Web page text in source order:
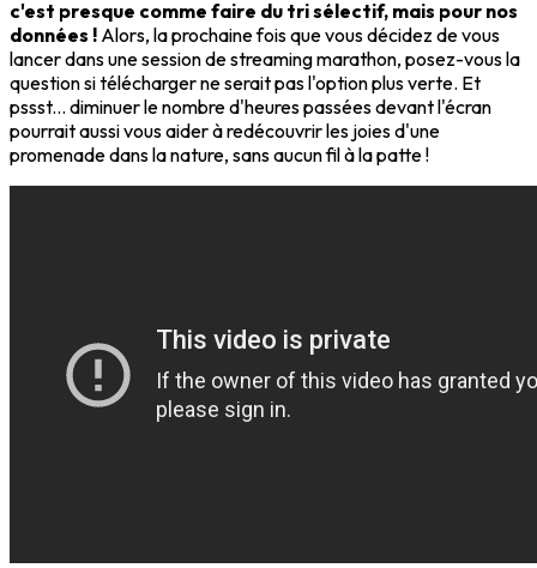
c'est presque comme faire du tri sélectif, mais pour nos
données ! Alors, la prochaine fois que vous décidez de vous
lancer dans une session de streaming marathon, posez-vous la
question si télécharger ne serait pas l'option plus verte. Et
pssst... diminuer le nombre d'heures passées devant l'écran
pourrait aussi vous aider à redécouvrir les joies d'une
promenade dans la nature, sans aucun fil à la patte !